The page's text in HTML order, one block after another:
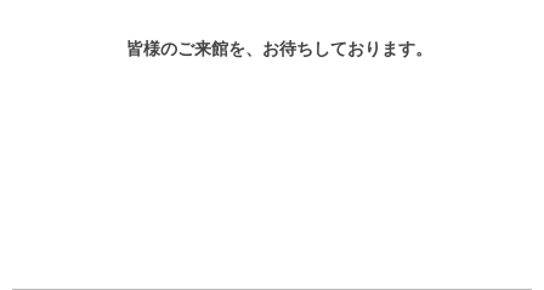
皆様のご来館を、お待ちしております。